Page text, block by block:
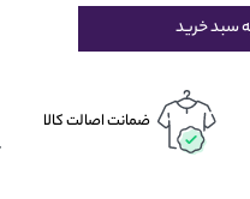
سبد خرید
ضمانت اصالت کالا